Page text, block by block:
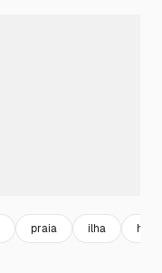
praia ilha